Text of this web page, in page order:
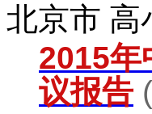
北京市 高
2015年
议报告